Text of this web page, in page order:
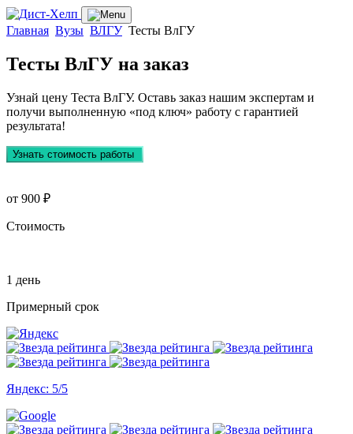
Главная Вузы ВЛГУ Тесты ВлГУ
Тесты ВлГУ на заказ
Узнай цену Теста ВлГУ. Оставь заказ нашим экспертам и
получи выполненную «под ключ» работу с гарантией
результата!
Узнать стоимость работы
от 900 ₽
Стоимость
1 день
Примерный срок
Яндекс: 5/5